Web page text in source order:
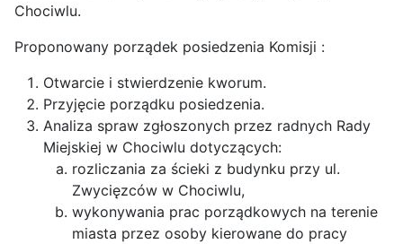
Chociwlu.
Proponowany porządek posiedzenia Komisji :
Otwarcie i stwierdzenie kworum.
Przyjęcie porządku posiedzenia.
Analiza spraw zgłoszonych przez radnych Rady
Miejskiej w Chociwlu dotyczących:
rozliczania za ścieki z budynku przy ul.
Zwycięzców w Chociwlu,
wykonywania prac porządkowych na terenie
miasta przez osoby kierowane do pracy